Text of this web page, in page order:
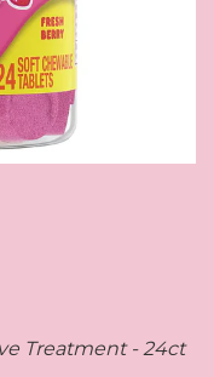
Treatment - 24ct